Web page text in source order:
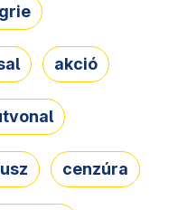
akció
cenzúra